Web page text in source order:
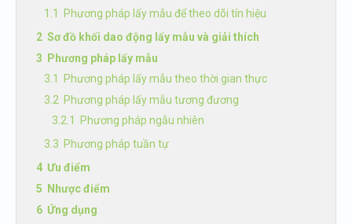
Phương pháp lấy mẫu để theo dõi tín hiệu
Sơ đồ khối dao động lấy mẫu và giải thích
Phương pháp lấy mẫu
Phương pháp lấy mẫu theo thời gian thực
Phương pháp lấy mẫu tương đương
Phương pháp ngẫu nhiên
Phương pháp tuần tự
Ưu điểm
Nhược điểm
Ứng dụng